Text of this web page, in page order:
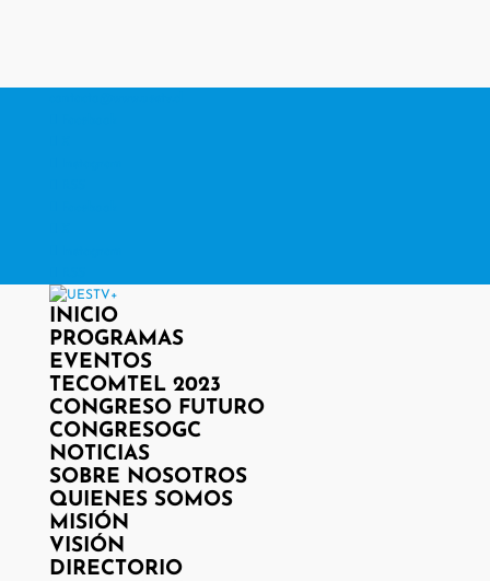
INICIO
PROGRAMAS
EVENTOS
TECOMTEL 2023
CONGRESO FUTURO
CONGRESOGC
NOTICIAS
SOBRE NOSOTROS
QUIENES SOMOS
MISIÓN
VISIÓN
DIRECTORIO